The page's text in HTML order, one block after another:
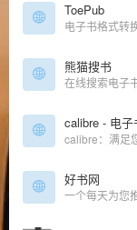
ToePub
电子书格式转
熊猫搜书
在线搜索电子
calibre - 电子
好书网
一个每天为您